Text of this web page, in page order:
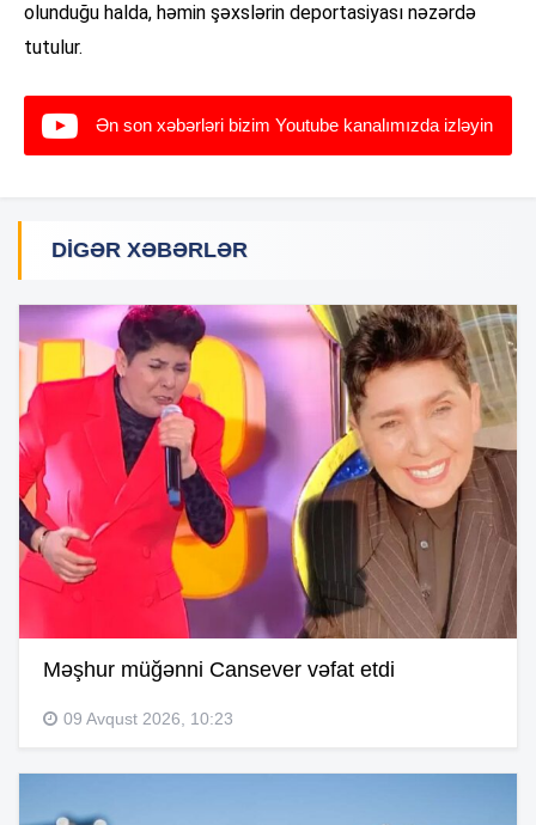
olunduğu halda, həmin şəxslərin deportasiyası nəzərdə
tutulur.
Ən son xəbərləri bizim Youtube kanalımızda izləyin
DIGƏR XƏBƏRLƏR
Məşhur müğənni Cansever vəfat etdi
09 Avqust 2026, 10:23